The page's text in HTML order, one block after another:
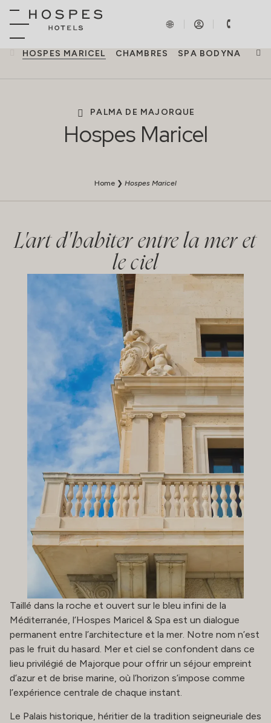
HOSPES MARICEL CHAMBRES SPA BODYNA
PALMA DE MAJORQUE
Hospes Maricel
Home ❯ Hospes Maricel
L'art d'habiter entre la mer et
le ciel
Taillé dans la roche et ouvert sur le bleu infini de la
Méditerranée, l’Hospes Maricel & Spa est un dialogue
permanent entre l’architecture et la mer. Notre nom n’est
pas le fruit du hasard. Mer et ciel se confondent dans ce
lieu privilégié de Majorque pour offrir un séjour empreint
d’azur et de brise marine, où l’horizon s’impose comme
l’expérience centrale de chaque instant.
Le Palais historique, héritier de la tradition seigneuriale des